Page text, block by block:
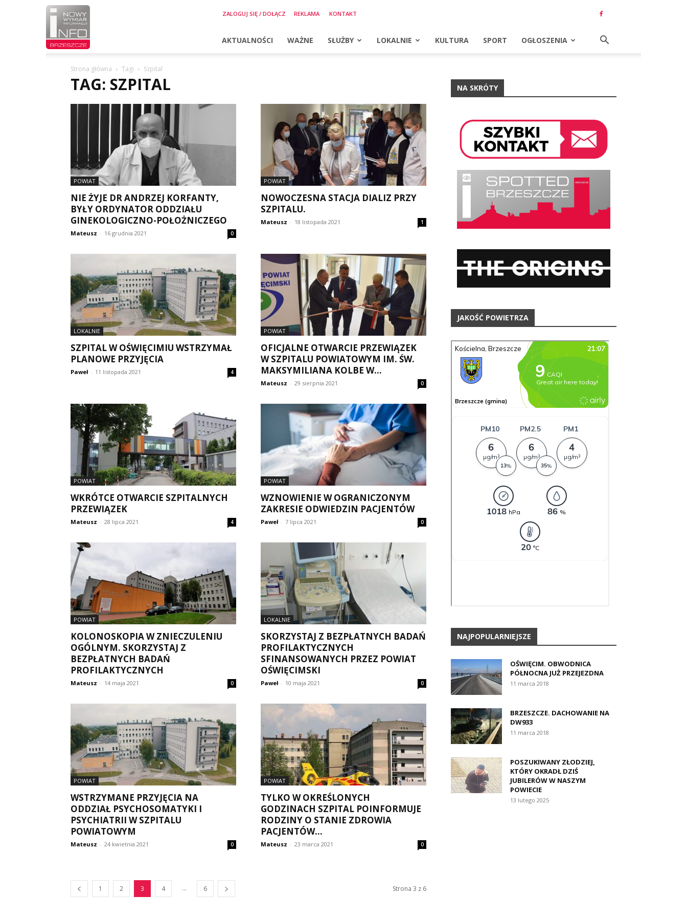
InfoBrzeszcze.pl
ZALOGUJ SIĘ / DOŁĄCZ REKLAMA KONTAKT
AKTUALNOŚCI WAŻNE SŁUŻBY LOKALNIE KULTURA SPORT OGŁOSZENIA
Strona główna Tagi Szpital
TAG: SZPITAL
POWIAT
NIE ŻYJE DR ANDRZEJ KORFANTY,
BYŁY ORDYNATOR ODDZIAŁU
GINEKOLOGICZNO-POŁOŻNICZEGO
Mateusz - 16 grudnia 2021 0
POWIAT
NOWOCZESNA STACJA DIALIZ PRZY
SZPITALU.
Mateusz - 18 listopada 2021 1
LOKALNIE
SZPITAL W OŚWIĘCIMIU WSTRZYMAŁ
PLANOWE PRZYJĘCIA
Paweł - 11 listopada 2021 4
POWIAT
OFICJALNE OTWARCIE PRZEWIĄZEK
W SZPITALU POWIATOWYM IM. ŚW.
MAKSYMILIANA KOLBE W...
Mateusz - 29 sierpnia 2021 0
POWIAT
WKRÓTCE OTWARCIE SZPITALNYCH
PRZEWIĄZEK
Mateusz - 28 lipca 2021 4
POWIAT
WZNOWIENIE W OGRANICZONYM
ZAKRESIE ODWIEDZIN PACJENTÓW
Paweł - 7 lipca 2021 0
POWIAT
KOLONOSKOPIA W ZNIECZULENIU
OGÓLNYM. SKORZYSTAJ Z
BEZPŁATNYCH BADAŃ
PROFILAKTYCZNYCH
Mateusz - 14 maja 2021 0
LOKALNIE
SKORZYSTAJ Z BEZPŁATNYCH BADAŃ
PROFILAKTYCZNYCH
SFINANSOWANYCH PRZEZ POWIAT
OŚWIĘCIMSKI
Paweł - 10 maja 2021 0
POWIAT
WSTRZYMANE PRZYJĘCIA NA
ODDZIAŁ PSYCHOSOMATYKI I
PSYCHIATRII W SZPITALU
POWIATOWYM
Mateusz - 24 kwietnia 2021 0
POWIAT
TYLKO W OKREŚLONYCH
GODZINACH SZPITAL POINFORMUJE
RODZINY O STANIE ZDROWIA
PACJENTÓW...
Mateusz - 23 marca 2021 0
1 2 3 4 ... 6 Strona 3 z 6
NA SKRÓTY
JAKOŚĆ POWIETRZA
NAJPOPULARNIEJSZE
OŚWIĘCIM. OBWODNICA
PÓŁNOCNA JUŻ PRZEJEZDNA
11 marca 2018
BRZESZCZE. DACHOWANIE NA
DW933
11 marca 2018
POSZUKIWANY ZŁODZIEJ,
KTÓRY OKRADŁ DZIŚ
JUBILERÓW W NASZYM
POWIECIE
13 lutego 2025